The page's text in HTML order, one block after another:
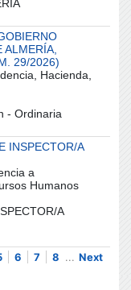
29/2026)
Hacienda,
- Ordinaria
INSPECTOR/A
a
Humanos
A
6 7 8 ... Next